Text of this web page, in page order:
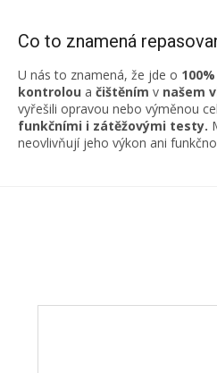
Co to znamená
U nás to znamená, že jde o
kontrolou a čištěním v našem
vyřešili opravou nebo výměnou
funkčními i zátěžovými testy.
neovlivňují jeho výkon ani